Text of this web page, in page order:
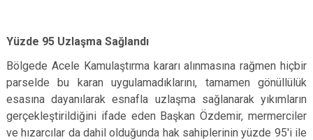
Yüzde 95 Uzlaşma Sağlandı
Bölgede Acele Kamulaştırma kararı alınmasına rağmen hiçbir
parselde bu karan uygulamadıklarını, tamamen gönüllülük
esasına dayanılarak esnafla uzlaşma sağlanarak yıkımların
gerçekleştirildiğini ifade eden Başkan Özdemir, mermerciler
ve hızarcılar da dahil olduğunda hak sahiplerinin yüzde 95'i ile